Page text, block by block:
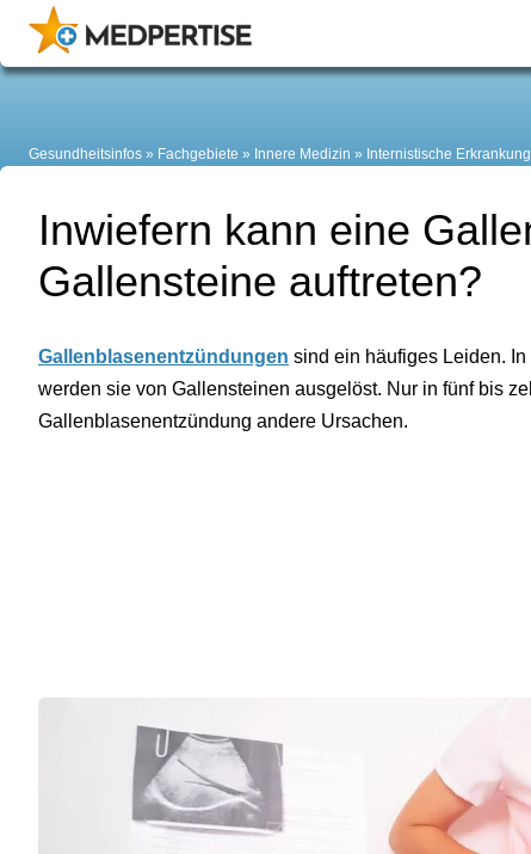
Gesundheitsinfos Fachgebiete Innere Medizin Internistische
Inwiefern kann eine
Gallensteine auftreten?
Gallenblasenentzündungen sind ein häufiges Leiden.
werden sie von Gallensteinen ausgelöst. Nur in fünf bis
Gallenblasenentzündung andere Ursachen.